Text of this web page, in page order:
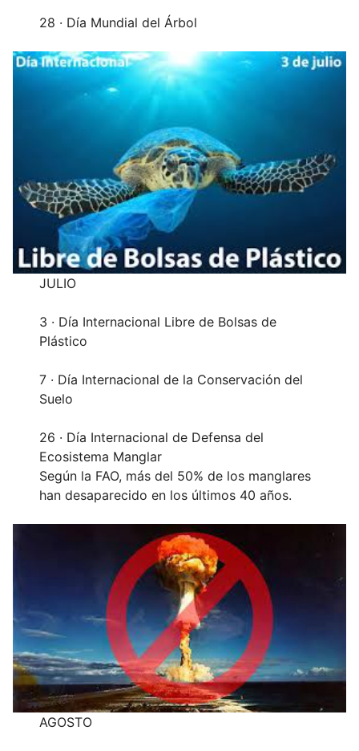
28 · Día Mundial del Árbol
JULIO
3 · Día Internacional Libre de Bolsas de
Plástico
7 · Día Internacional de la Conservación del
Suelo
26 · Día Internacional de Defensa del
Ecosistema Manglar
Según la FAO, más del 50% de los manglares
han desaparecido en los últimos 40 años.
AGOSTO